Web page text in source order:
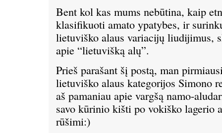
Bent kol kas mums nebūtina, kaip
klasifikuoti amato ypatybes, ir
lietuviško alaus variacijų liudijimus,
apie “lietuvišką alų”.
Prieš parašant šį postą, man
lietuviško alaus kategorijos Simono
aš pamaniau apie vargšą namo-
savo kūrinio kišti po vokiško lagerio
rūšimi:)